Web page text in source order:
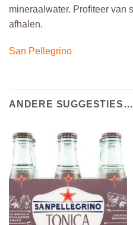
mineraalwater. Profiteer van
afhalen.
San Pellegrino
ANDERE SUGGESTIES…